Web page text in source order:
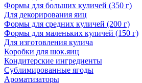
Формы для больших куличей (350 г)
Для декорирования яиц
Формы для средних куличей (200 г)
Формы для маленьких куличей (150 г)
Для изготовления кулича
Коробки для шок.яиц
Кондитерские ингредиенты
Сублимированные ягоды
Ароматизаторы